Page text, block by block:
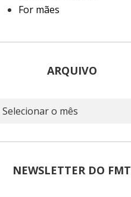
For mães
ARQUIVO
Arquivo
NEWSLETTER DO FMT